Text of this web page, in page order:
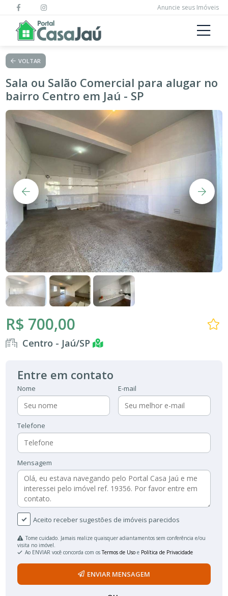
Anuncie seus Imóveis
VOLTAR
Sala ou Salão Comercial para alugar no
bairro Centro em Jaú - SP
R$ 700,00
Centro - Jaú/SP
Entre em contato
Nome E-mail
Telefone
Mensagem
Aceito receber sugestões de imóveis parecidos
Tome cuidado. Jamais realize quaisquer adiantamentos sem conferência e/ou
visita no imóvel.
Ao ENVIAR você concorda com osTermos de Uso e Política de Privacidade
ENVIAR MENSAGEM